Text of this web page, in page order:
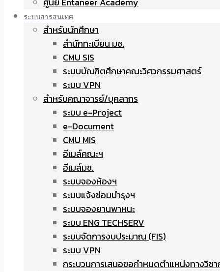
ระบบสารสนเทศ
สำหรับนักศึกษา
สำนักทะเบียน มช.
CMU SIS
ระบบบัณฑิตศึกษาคณะวิศวกรรมศาสตร์
ระบบ VPN
สำหรับคณาจารย์/บุคลากร
ระบบ e-Project
e-Document
CMU MIS
อีเมล์คณะฯ
อีเมล์มช.
ระบบจองห้องฯ
ระบบแจ้งซ่อมบำรุงฯ
ระบบจองยานพาหนะ
ระบบ ENG TECHSERV
ระบบจัดการงบประมาณ (FIS)
ระบบ VPN
กระบวนการเสนอขอกำหนดตำแหน่งทางวิช